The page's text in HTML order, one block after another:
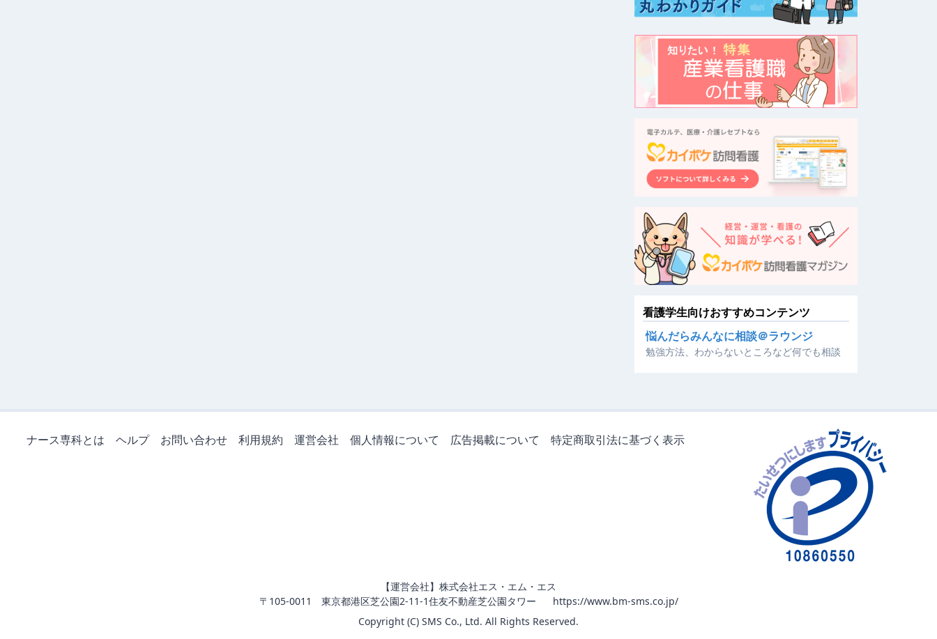
看護学生向けおすすめコンテンツ
悩んだらみんなに相談＠ラウンジ
勉強方法、わからないところなど何でも相談
ナース専科とは ヘルプ お問い合わせ 利用規約 運営会社 個人情報について 広告掲載について 特定商取引法に基づく表示
【運営会社】株式会社エス・エム・エス
〒105-0011 東京都港区芝公園2-11-1住友不動産芝公園タワー
https://www.bm-sms.co.jp/
Copyright (C) SMS Co., Ltd. All Rights Reserved.